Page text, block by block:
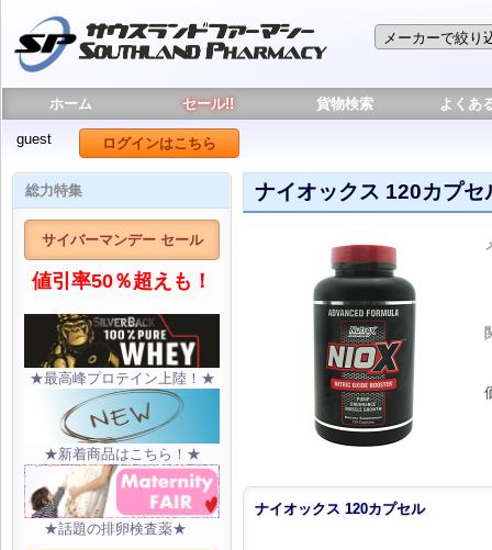
ホーム セール!! 貨物検索 よくあ
guest ログインはこちら
総力特集
サイバーマンデー セール
値引率50％超えも！
★最高峰プロテイン上陸！★
★新着商品はこちら！★
★話題の排卵検査薬★
ナイオックス 120カプセ
ナイオックス 120カプセル